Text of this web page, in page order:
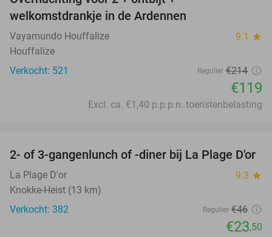
welkomstdrankje in de Ardennen
Vayamundo Houffalize 9.1 star
Houffalize
Verkocht: 521
Regulier €214
€119
Excl. ca. €1,40 p.p.p.n. toeristenbelasting
49%
2- of 3-gangenlunch of -diner bij La Plage D'or
La Plage D'or 9.3 star
Knokke-Heist (13 km)
Verkocht: 382
Regulier €46
€23,50